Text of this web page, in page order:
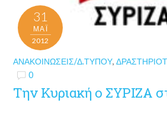
31
ΜΑΪ́
2012
ΑΝΑΚΟΙΝΏΣΕΙΣ/Δ.ΤΎΠΟΥ,
0
Την Κυριακή ο ΣΥΡΙΖΑ